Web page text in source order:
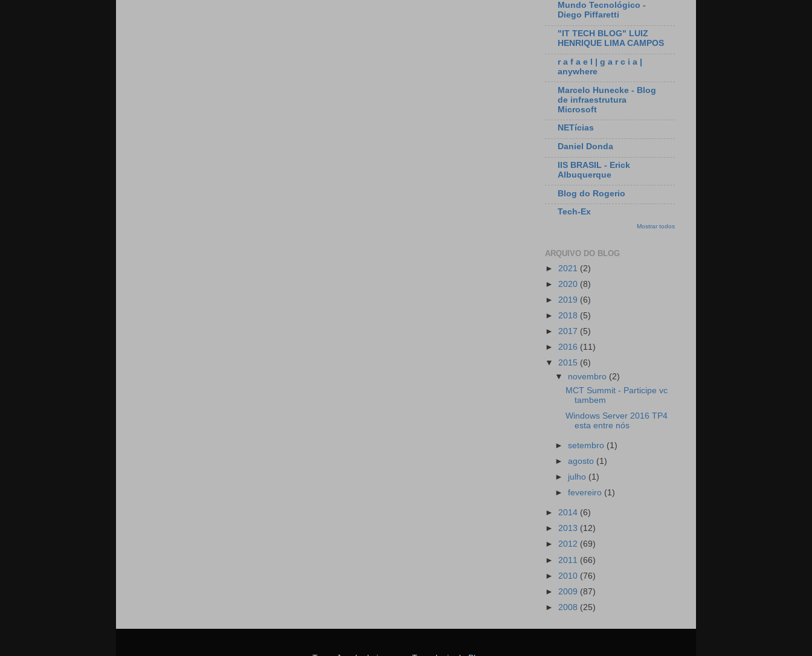
Mundo Tecnológico -
Diego Piffaretti
"IT TECH BLOG" LUIZ
HENRIQUE LIMA CAMPOS
r a f a e l | g a r c i a |
anywhere
Marcelo Hunecke - Blog
de infraestrutura
Microsoft
NETícias
Daniel Donda
IIS BRASIL - Erick
Albuquerque
Blog do Rogerio
Tech-Ex
Mostrar todos
ARQUIVO DO BLOG
► 2021 (2)
► 2020 (8)
► 2019 (6)
► 2018 (5)
► 2017 (5)
► 2016 (11)
▼ 2015 (6)
▼ novembro (2)
MCT Summit - Participe vc
tambem
Windows Server 2016 TP4
esta entre nós
►setembro (1)
►agosto (1)
► julho (1)
►fevereiro (1)
► 2014 (6)
► 2013 (12)
► 2012 (69)
► 2011 (66)
► 2010 (76)
► 2009 (87)
► 2008 (25)